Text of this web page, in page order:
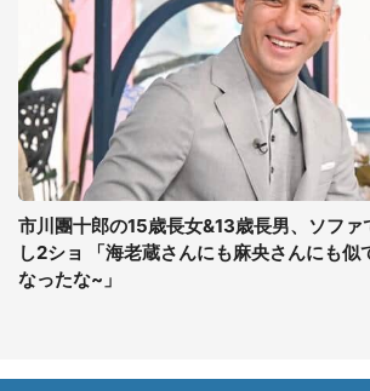
市川團十郎の15歳長女&13歳長男、ソファ
し2ショ 「海老蔵さんにも麻央さんにも似
なったな~」